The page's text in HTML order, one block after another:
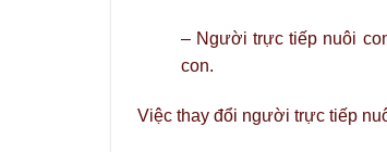
– Người trực tiếp nuôi
con.
Việc thay đổi người trực tiếp